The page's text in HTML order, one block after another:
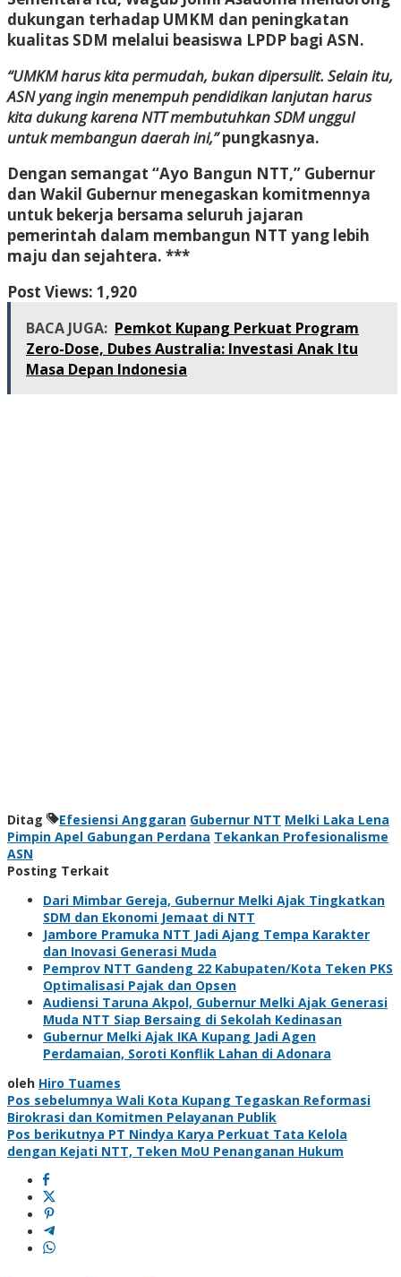
dukungan terhadap UMKM dan peningkatan
kualitas SDM melalui beasiswa LPDP bagi ASN.
“UMKM harus kita permudah, bukan dipersulit. Selain itu,
ASN yang ingin menempuh pendidikan lanjutan harus
kita dukung karena NTT membutuhkan SDM unggul
untuk membangun daerah ini,”pungkasnya.
Dengan semangat “Ayo Bangun NTT,” Gubernur
dan Wakil Gubernur menegaskan komitmennya
untuk bekerja bersama seluruh jajaran
pemerintah dalam membangun NTT yang lebih
maju dan sejahtera. ***
Post Views: 1,920
BACA JUGA: Pemkot Kupang Perkuat Program
Zero-Dose, Dubes Australia: Investasi Anak Itu
Masa Depan Indonesia
Ditag Efesiensi Anggaran Gubernur NTT Melki Laka Lena
Pimpin Apel Gabungan Perdana Tekankan Profesionalisme
ASN
Posting Terkait
Dari Mimbar Gereja, Gubernur Melki Ajak Tingkatkan
SDM dan Ekonomi Jemaat di NTT
Jambore Pramuka NTT Jadi Ajang Tempa Karakter
dan Inovasi Generasi Muda
Pemprov NTT Gandeng 22 Kabupaten/Kota Teken PKS
Optimalisasi Pajak dan Opsen
Audiensi Taruna Akpol, Gubernur Melki Ajak Generasi
Muda NTT Siap Bersaing di Sekolah Kedinasan
Gubernur Melki Ajak IKA Kupang Jadi Agen
Perdamaian, Soroti Konflik Lahan di Adonara
oleh Hiro Tuames
Navigasi
pos
Pos sebelumnya Wali Kota Kupang Tegaskan Reformasi
Birokrasi dan Komitmen Pelayanan Publik
Pos berikutnya PT Nindya Karya Perkuat Tata Kelola
dengan Kejati NTT, Teken MoU Penanganan Hukum